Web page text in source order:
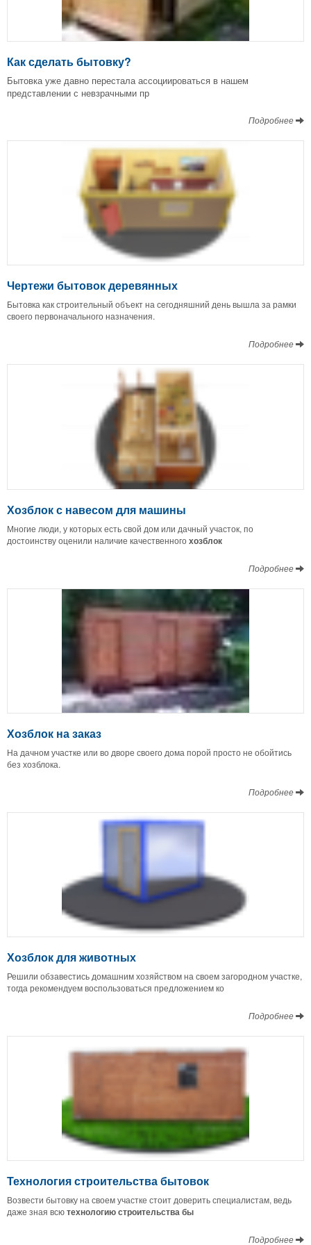
Как сделать бытовку?
Бытовка уже давно перестала ассоциироваться в нашем
представлении с невзрачными пр
Подробнее
Чертежи бытовок деревянных
Бытовка как строительный объект на сегодняшний день вышла за рамки
своего первоначального назначения.
Подробнее
Хозблок с навесом для машины
Многие люди, у которых есть свой дом или дачный участок, по
достоинству оценили наличие качественногохозблок
Подробнее
Хозблок на заказ
На дачном участке или во дворе своего дома порой просто не обойтись
без хозблока.
Подробнее
Хозблок для животных
Решили обзавестись домашним хозяйством на своем загородном участке,
тогда рекомендуем воспользоваться предложением ко
Подробнее
Технология строительства бытовок
Возвести бытовку на своем участке стоит доверить специалистам, ведь
даже зная всютехнологию строительства бы
Подробнее